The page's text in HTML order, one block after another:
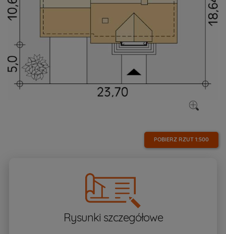
POBIERZ RZUT 1:500
Rysunki szczegółowe